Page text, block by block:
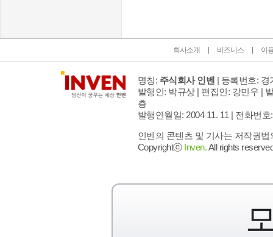
회사소개 비즈니스 이
명칭: 주식회사 인벤 | 등록번호: 경
발행인: 박규상 | 편집인: 강민우 |
층
발행연월일: 2004 11. 11 | 전화번호
인벤의 콘텐츠 및 기사는 저작권
Copyrightⓒ Inven.All rights